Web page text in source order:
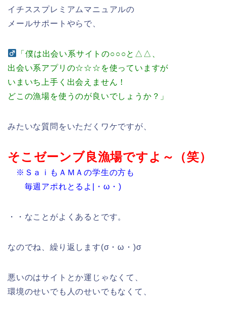
イチススプレミアムマニュアルの
メールサポートやらで、
「僕は出会い系サイトの○○○と△△、
出会い系アプリの☆☆☆を使っていますが
いまいち上手く出会えません！
どこの漁場を使うのが良いでしょうか？」
みたいな質問をいただくワケですが、
そこゼーンブ良漁場ですよ～（笑）
※ＳａｉもＡＭＡの学生の方も
毎週アポれとるよ|・ω・)
・・なことがよくあるとです。
なのでね、繰り返します(σ・ω・)σ
悪いのはサイトとか運じゃなくて、
環境のせいでも人のせいでもなくて、